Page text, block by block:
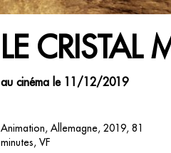
LE CRISTAL
au cinéma le 11/12/2019
Animation, Allemagne, 2019, 81
minutes, VF